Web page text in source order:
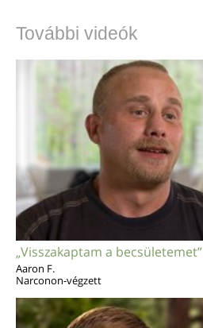
További videók
„Visszakaptam a becsületemet”
Aaron F.
Narconon-végzett